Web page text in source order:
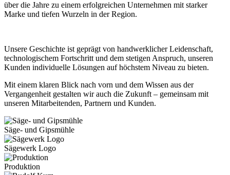
über die Jahre zu einem erfolgreichen Unternehmen mit starker
Marke und tiefen Wurzeln in der Region.
Unsere Geschichte ist geprägt von handwerklicher Leidenschaft,
technologischem Fortschritt und dem stetigen Anspruch, unseren
Kunden individuelle Lösungen auf höchstem Niveau zu bieten.
Mit einem klaren Blick nach vorn und dem Wissen aus der
Vergangenheit gestalten wir auch die Zukunft – gemeinsam mit
unseren Mitarbeitenden, Partnern und Kunden.
Säge- und Gipsmühle
Sägewerk Logo
Produktion